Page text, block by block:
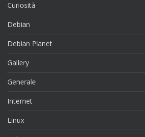
Curiosità
Debian
Debian Planet
Gallery
Generale
Internet
Linux